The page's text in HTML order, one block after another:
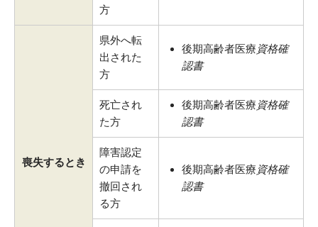
方
喪失するとき
県外へ転
出された
方
後期高齢者医療 資格確
認書
死亡され
た方
後期高齢者医療 資格確
認書
障害認定
の申請を
撤回され
る方
後期高齢者医療 資格確
認書